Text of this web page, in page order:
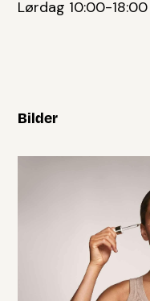
Lørdag 10:00-18:00
Bilder